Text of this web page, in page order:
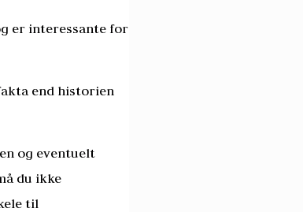
er interessante for
end historien
og eventuelt
du ikke
til